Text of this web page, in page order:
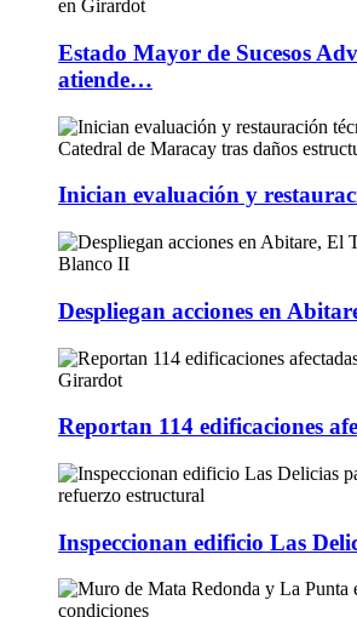
Estado Mayor de Sucesos
atiende…
Inician evaluación y
Despliegan acciones en
Reportan 114 edificaciones
Inspeccionan edificio Las